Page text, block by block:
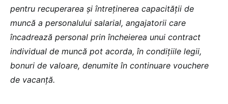
pentru recuperarea şi întreţinerea capacităţii de
muncă a personalului salarial, angajatorii care
încadrează personal prin încheierea unui contract
individual de muncă pot acorda, în condiţiile legii,
bonuri de valoare, denumite în continuare vouchere
de vacanţă.